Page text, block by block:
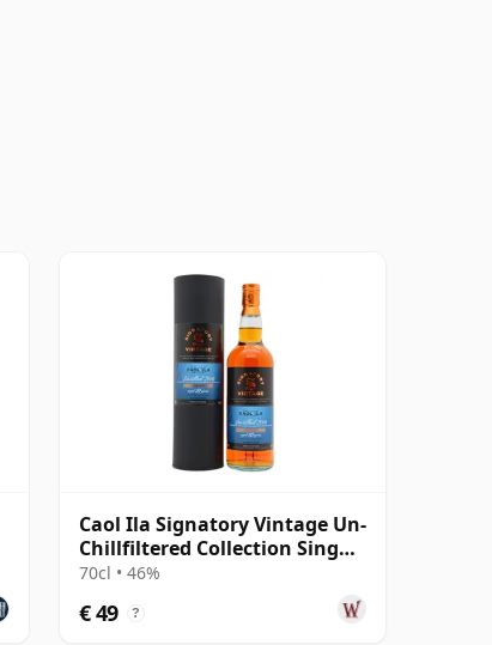
Caol Ila Signatory Vintage Un-
Chillfiltered Collection Sing
2016 10 jaar oud
70cl • 46%
€ 49 ?